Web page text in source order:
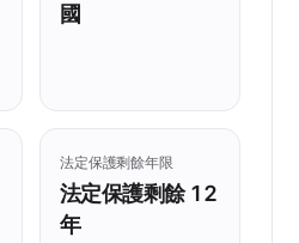
國
法定保護剩餘年限
法定保護剩餘 12
年